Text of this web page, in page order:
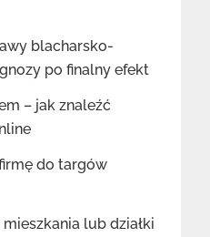
blacharsko-
po finalny efekt
– jak znaleźć
do targów
lub działki